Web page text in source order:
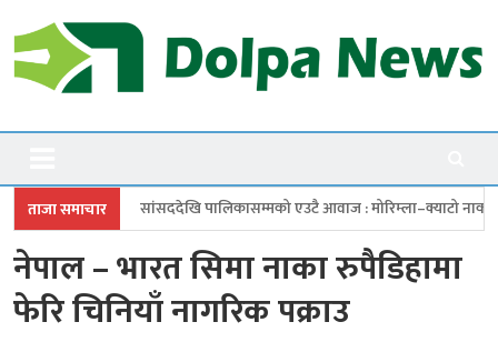
to
content
Dolpanews
ताजा समाचार
पालिकासम्मको एउटै आवाज : मोरिम्ला–क्याटो नाका तत्काल खोल चारबुँदे
नेपाल – भारत सिमा नाका रुपैडिहामा
फेरि चिनियाँ नागरिक पक्राउ